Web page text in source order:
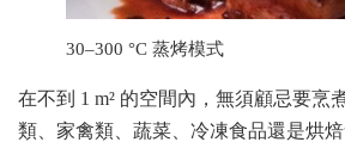
30–300 °C 蒸烤模式
在不到 1 m² 的空間內，無須顧忌要烹
類、家禽類、蔬菜、冷凍食品還是烘